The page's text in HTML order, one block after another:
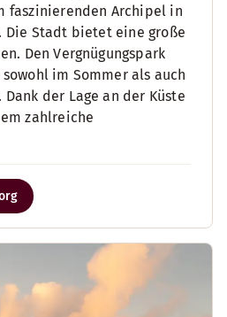
faszinierenden Archipel in
Stadt bietet eine große
Den Vergnügungspark
im Sommer als auch
der Lage an der Küste
zahlreiche